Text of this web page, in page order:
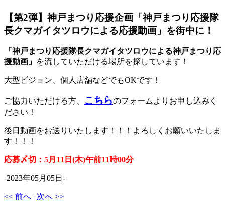
【第2弾】神戸まつり応援企画「神戸まつり応援隊
長クマガイタツロウによる応援動画」を街中に！
「神戸まつり応援隊長クマガイタツロウによる神戸まつり応
援動画」 を流していただける場所を探しています！
大型ビジョン、個人店舗などでもOKです！
ご協力いただける方、 こちらのフォームよりお申し込みく
ださい！
後日動画をお送りいたします！！！よろしくお願いいたしま
す！！！
応募〆切：5月11 日(木)午前11時00分
-2023年05月05日-
<< 前へ | 次へ >>